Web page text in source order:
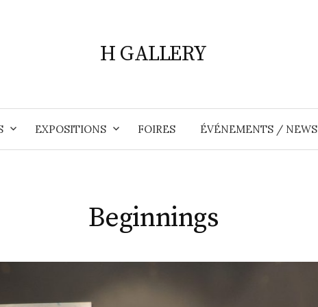
H GALLERY
EXPOSITIONS FOIRES ÉVÉNEMENTS / NEWS
Beginnings